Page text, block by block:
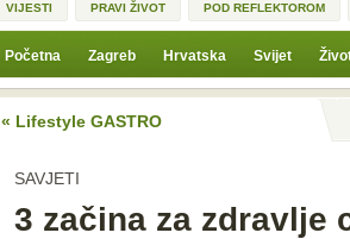
VIJESTI PRAVI ŽIVOT POD REFLEKTOROM
Početna Zagreb Hrvatska Svijet
« Lifestyle GASTRO
SAVJETI
3 začina za zdravlje